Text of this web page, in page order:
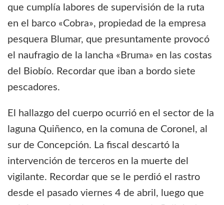
que cumplía labores de supervisión de la ruta
en el barco «Cobra», propiedad de la empresa
pesquera Blumar, que presuntamente provocó
el naufragio de la lancha «Bruma» en las costas
del Biobío. Recordar que iban a bordo siete
pescadores.
El hallazgo del cuerpo ocurrió en el sector de la
laguna Quiñenco, en la comuna de Coronel, al
sur de Concepción. La fiscal descartó la
intervención de terceros en la muerte del
vigilante. Recordar que se le perdió el rastro
desde el pasado viernes 4 de abril, luego que